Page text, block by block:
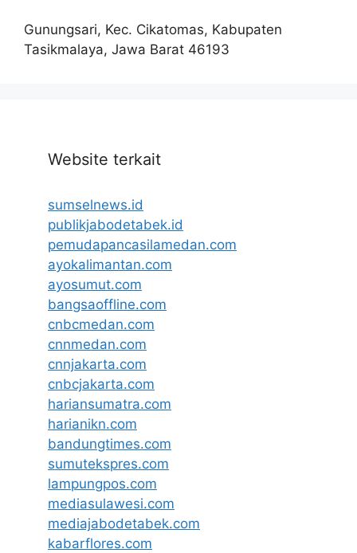
Gunungsari, Kec. Cikatomas, Kabupaten
Tasikmalaya, Jawa Barat 46193
Website terkait
sumselnews.id
publikjabodetabek.id
pemudapancasilamedan.com
ayokalimantan.com
ayosumut.com
bangsaoffline.com
cnbcmedan.com
cnnmedan.com
cnnjakarta.com
cnbcjakarta.com
hariansumatra.com
harianikn.com
bandungtimes.com
sumutekspres.com
lampungpos.com
mediasulawesi.com
mediajabodetabek.com
kabarflores.com